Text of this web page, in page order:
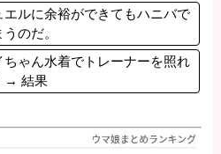
エルに余裕ができてもハニバで
のだ。
ちゃん水着でトレーナーを照れ
→ 結果